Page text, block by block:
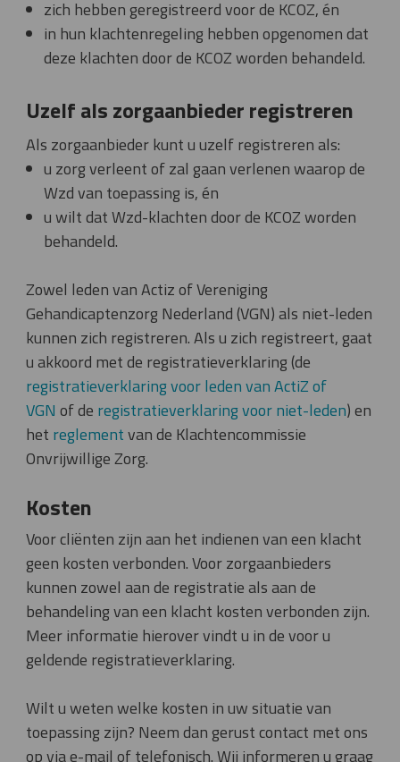
zich hebben geregistreerd voor de KCOZ, én
in hun klachtenregeling hebben opgenomen dat
deze klachten door de KCOZ worden behandeld.
Uzelf als zorgaanbieder registreren
Als zorgaanbieder kunt u uzelf registreren als:
u zorg verleent of zal gaan verlenen waarop de
Wzd van toepassing is, én
u wilt dat Wzd-klachten door de KCOZ worden
behandeld.
Zowel leden van Actiz of Vereniging
Gehandicaptenzorg Nederland (VGN) als niet-leden
kunnen zich registreren. Als u zich registreert, gaat
u akkoord met de registratieverklaring (de
registratieverklaring voor leden van ActiZ of
VGN of de registratieverklaring voor niet-leden)en
het reglementvan de Klachtencommissie
Onvrijwillige Zorg.
Kosten
Voor cliënten zijn aan het indienen van een klacht
geen kosten verbonden. Voor zorgaanbieders
kunnen zowel aan de registratie als aan de
behandeling van een klacht kosten verbonden zijn.
Meer informatie hierover vindt u in de voor u
geldende registratieverklaring.
Wilt u weten welke kosten in uw situatie van
toepassing zijn? Neem dan gerust contact met ons
op via e-mail of telefonisch. Wij informeren u graag